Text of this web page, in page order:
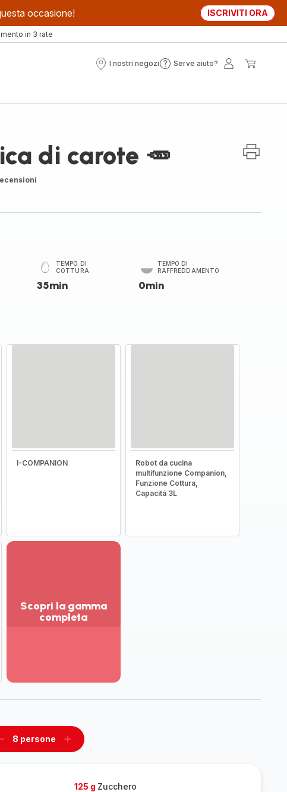
occasione! ISCRIVITI ORA
in 3 rate
I nostri negozi
I
Serve aiuto?
Serve
di carote 🥕
TEMPO DI
COTTURA
35min
TEMPO DI
RAFFREDDAMENTO
0min
I-COMPANION
Robot da cucina
multifunzione Companion,
Funzione Cottura,
Capacità 3L
Scopri la gamma
completa
gamma
Rimuovi
8 persone
Aggiungi
125 g Zucchero